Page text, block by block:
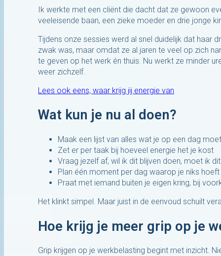
Ik werkte met een cliënt die dacht dat ze gewoon
veeleisende baan, een zieke moeder en drie jonge
Tijdens onze sessies werd al snel duidelijk dat haar
zwak was, maar omdat ze al jaren te veel op zich
te geven op het werk én thuis. Nu werkt ze minder
weer zichzelf.
Lees ook eens, waar krijg jij energie van
Wat kun je nu al doen?
Maak een lijst van alles wat je op een dag
Zet er per taak bij hoeveel energie het je kost
Vraag jezelf af, wil ik dit blijven doen, moet ik
Plan één moment per dag waarop je niks hoeft
Praat met iemand buiten je eigen kring, bij
Het klinkt simpel. Maar juist in de eenvoud schuilt
Hoe krijg je meer grip op je
Grip krijgen op je werkbelasting begint met inzicht.